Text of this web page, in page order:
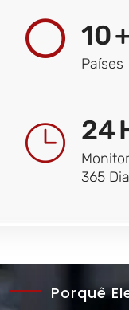
10
Países
24
365
Porquê